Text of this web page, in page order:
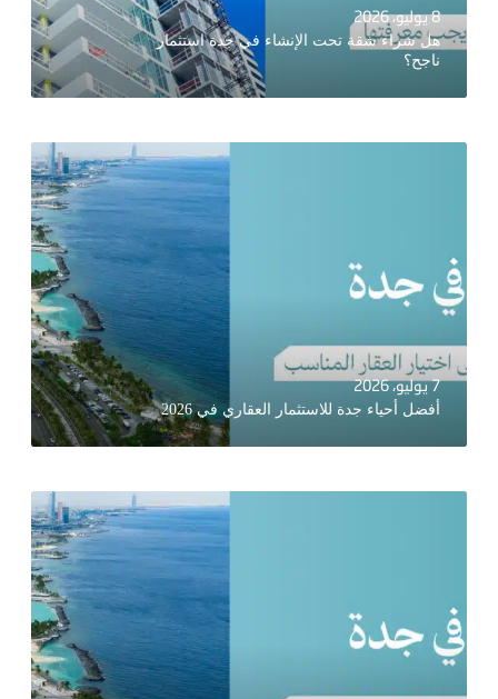
8 يوليو، 2026
هل شراء شقة تحت الإنشاء في جدة استثمار
ناجح؟
7 يوليو، 2026
أفضل أحياء جدة للاستثمار العقاري في 2026